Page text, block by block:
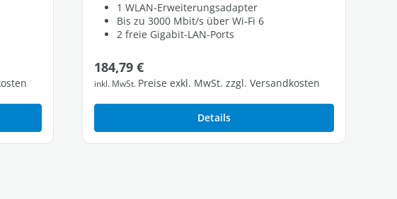
1 WLAN-Erweiterungsadapter
Bis zu 3000 Mbit/s über Wi-Fi 6
2 freie Gigabit-LAN-Ports
Regulärer Preis:
184,79 €
inkl. MwSt. Preise exkl. MwSt. zzgl. Versandkosten
Details